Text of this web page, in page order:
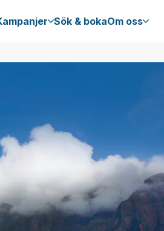
Sök & bokaOm oss